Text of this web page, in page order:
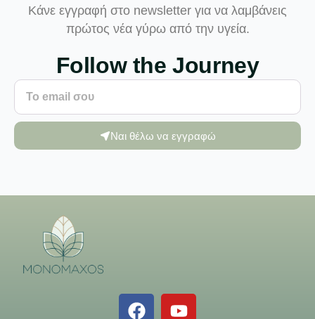
Κάνε εγγραφή στο newsletter για να λαμβάνεις
πρώτος νέα γύρω από την υγεία.
Follow the Journey
Ναι θέλω να εγγραφώ